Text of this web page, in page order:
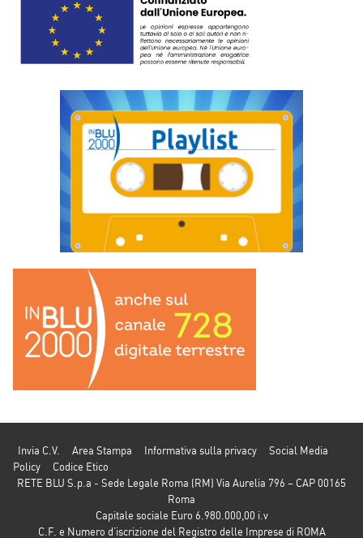
Invia C.V. Area Stampa Informativa sulla privacy
Social Media
Policy
Codice Etico
RETE BLU S.p.a - Sede Legale Roma (RM) Via Aurelia 796 – CAP 00165
Roma
Capitale sociale Euro 6.980.000,00 i.v
C.F. e Numero d’iscrizione del Registro delle Imprese di ROMA